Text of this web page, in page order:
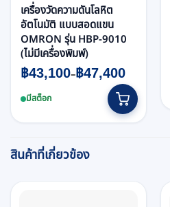
เครื่องวัดความดันโลหิต
อัตโนมัติ แบบสอดแขน
OMRON รุ่น HBP-9010
(ไม่มีเครื่องพิมพ์)
฿43,100–฿47,400
Price
range:
฿43,100
through
มีสต็อก
product
has
variants.
options
สินค้าที่เกี่ยวข้อง